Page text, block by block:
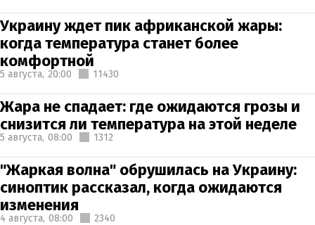
Украину ждет пик африканской жары:
когда температура станет более
комфортной
5 августа, 20:00 11430
Жара не спадает: где ожидаются грозы и
снизится ли температура на этой неделе
5 августа, 08:00 1312
"Жаркая волна" обрушилась на Украину:
синоптик рассказал, когда ожидаются
изменения
4 августа, 08:00 2340